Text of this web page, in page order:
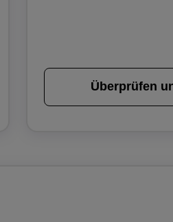
Überprüfen